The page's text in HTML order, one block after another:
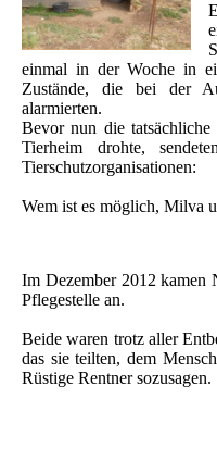
einmal in der Woche in
Zustände, die bei der
alarmierten.
Bevor nun die
Tierheim drohte,
Tierschutzorganisationen:
Wem ist es möglich, Milva
Im Dezember 2012
Pflegestelle an.
Beide waren trotz aller
das sie teilten, dem
Rüstige Rentner sozusagen.